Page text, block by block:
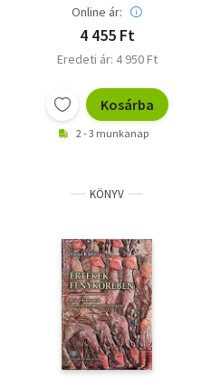
Online ár:
4 455 Ft
Eredeti ár: 4 950 Ft
Kosárba
2 - 3 munkanap
KÖNYV